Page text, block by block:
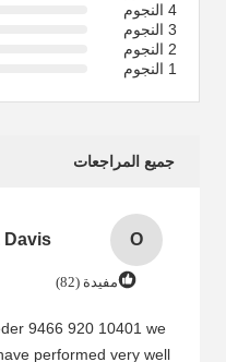
4 النجوم
3 النجوم
2 النجوم
1 النجوم
جميع المراجعات
O
Davis
مفيدة (82)
9466 920 10401 we
performed very well